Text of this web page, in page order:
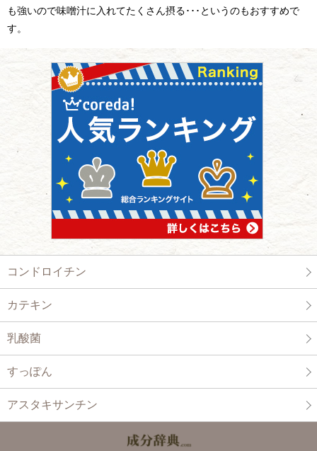
も強いので味噌汁に入れてたくさん摂る･･･というのもおすすめで
す。
コンドロイチン
カテキン
乳酸菌
すっぽん
アスタキサンチン